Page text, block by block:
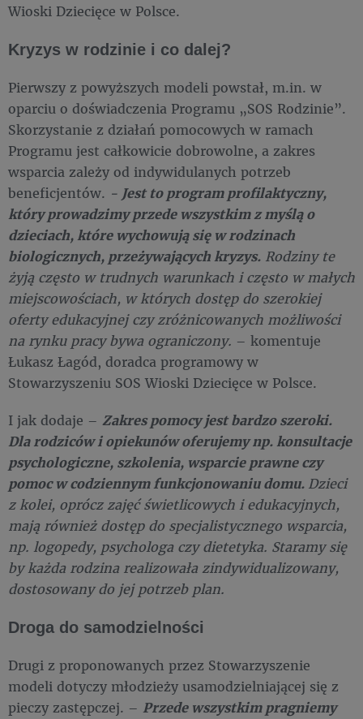
Wioski Dziecięce w Polsce.
Kryzys w rodzinie i co dalej?
Pierwszy z powyższych modeli powstał, m.in. w
oparciu o doświadczenia Programu „SOS Rodzinie”.
Skorzystanie z działań pomocowych w ramach
Programu jest całkowicie dobrowolne, a zakres
wsparcia zależy od indywidulanych potrzeb
beneficjentów. - Jest to program profilaktyczny,
który prowadzimy przede wszystkim z myślą o
dzieciach, które wychowują się w rodzinach
biologicznych, przeżywających kryzys. Rodziny te
żyją często w trudnych warunkach i często w małych
miejscowościach, w których dostęp do szerokiej
oferty edukacyjnej czy zróżnicowanych możliwości
na rynku pracy bywa ograniczony. – komentuje
Łukasz Łagód, doradca programowy w
Stowarzyszeniu SOS Wioski Dziecięce w Polsce.
I jak dodaje – Zakres pomocy jest bardzo szeroki.
Dla rodziców i opiekunów oferujemy np. konsultacje
psychologiczne, szkolenia, wsparcie prawne czy
pomoc w codziennym funkcjonowaniu domu. Dzieci
z kolei, oprócz zajęć świetlicowych i edukacyjnych,
mają również dostęp do specjalistycznego wsparcia,
np. logopedy, psychologa czy dietetyka. Staramy się
by każda rodzina realizowała zindywidualizowany,
dostosowany do jej potrzeb plan.
Droga do samodzielności
Drugi z proponowanych przez Stowarzyszenie
modeli dotyczy młodzieży usamodzielniającej się z
pieczy zastępczej. – Przede wszystkim pragniemy